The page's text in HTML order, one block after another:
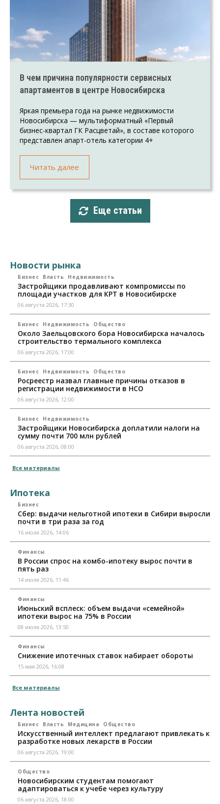
В чем причина популярности сервисных
апартаментов в центре Новосибирска
Яркая премьера года на рынке недвижимости
Новосибирска — мультиформатный «Первый
бизнес-квартал ГК Расцветай», в составе которого
представлен апарт-отель категории 4+
Читать далее
Еще статьи
Новости рынка
Бизнес Власть Недвижимость
Застройщики продавливают компромиссы по
площади участков для КРТ в Новосибирске
06 августа 2026, 17:30
Бизнес Недвижимость Общество
Около Заельцовского бора Новосибирска началось
строительство термального комплекса
06 августа 2026, 17:00
Бизнес Недвижимость Общество
Росреестр назвал главные причины отказов в
регистрации недвижимости в НСО
06 августа 2026, 12:00
Бизнес Недвижимость
Застройщики Новосибирска доплатили налоги на
сумму почти 700 млн рублей
06 августа 2026, 08:00
Все материалы
Ипотека
Бизнес
Сбер: выдачи нельготной ипотеки в Сибири выросли
почти в три раза за год
16 июля 2026, 14:06
Финансы
В России спрос на комбо-ипотеку вырос почти в
пять раз
14 июля 2026, 11:46
Финансы
Июньский всплеск: объем выдачи «семейной»
ипотеки вырос на 75% в России
08 июля 2026, 13:50
Финансы
Снижение ипотечных ставок набирает обороты
15 мая 2026, 16:08
Все материалы
Лента новостей
Бизнес Власть Медицина Общество
Искусственный интеллект предлагают привлекать к
разработке новых лекарств в России
06 августа 2026, 19:00
Общество
Новосибирским студентам помогают
адаптироваться к учебе через культуру
06 августа 2026, 18:00